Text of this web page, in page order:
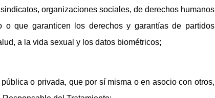
organizaciones sociales, de derechos humanos
que garanticen los derechos y garantías de partidos
a la vida sexual y los datos biométricos;
o privada, que por sí misma o en asocio con otros,